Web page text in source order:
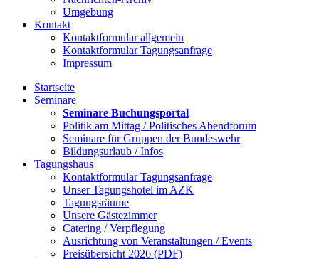
Umgebung
Kontakt
Kontaktformular allgemein
Kontaktformular Tagungsanfrage
Impressum
Startseite
Seminare
Seminare Buchungsportal
Politik am Mittag / Politisches Abendforum
Seminare für Gruppen der Bundeswehr
Bildungsurlaub / Infos
Tagungshaus
Kontaktformular Tagungsanfrage
Unser Tagungshotel im AZK
Tagungsräume
Unsere Gästezimmer
Catering / Verpflegung
Ausrichtung von Veranstaltungen / Events
Preisübersicht 2026 (PDF)